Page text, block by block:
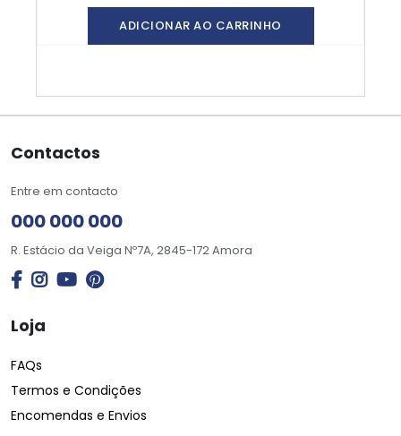
ADICIONAR AO CARRINHO
Contactos
Entre em contacto
000 000 000
R. Estácio da Veiga Nº7A, 2845-172 Amora
Loja
FAQs
Termos e Condições
Encomendas e Envios